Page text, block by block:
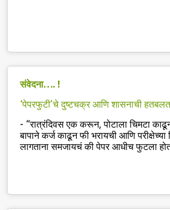
संवेदना…. !
‘पेपरफुटी’चे दुष्टचक्र आणि शासनाची
- “रात्रंदिवस एक करून, पोटाला चिमटा
बापाने कर्ज काढून फी भरायची आणि परीक्षेच्या
लागताना समजायचं की पेपर आधीच फुटला